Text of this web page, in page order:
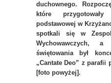
duchownego.
które
podstawowej w
spotkali się w
Wychowawczych, a
świętowania był
„Cantate Deo” z parafii
[foto powyżej].